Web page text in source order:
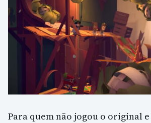
Para quem não jogou o original